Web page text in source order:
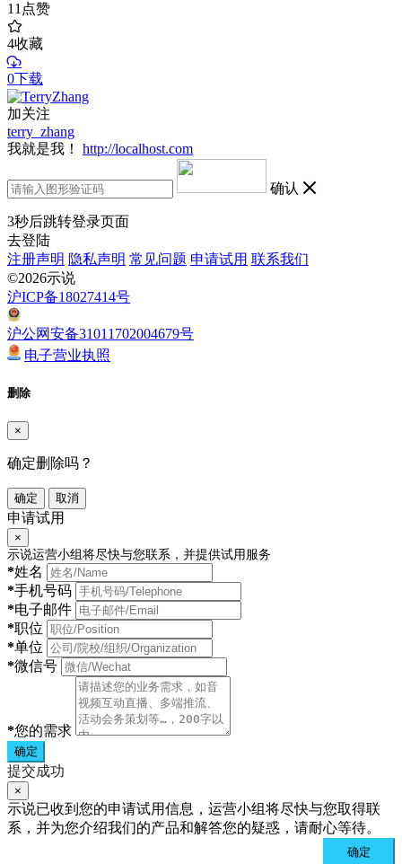
11点赞
4收藏
0下载
加关注
terry_zhang
我就是我！
http://localhost.com
确认
3秒后跳转登录页面
去登陆
注册声明 隐私声明 常见问题 申请试用 联系我们
©2026示说
沪ICP备18027414号
沪公网安备31011702004679号
电子营业执照
删除
×
确定删除吗？
确定 取消
申请试用
×
示说运营小组将尽快与您联系，并提供试用服务
*姓名
*手机号码
*电子邮件
*职位
*单位
*微信号
*您的需求
确定
提交成功
×
示说已收到您的申请试用信息，运营小组将尽快与您取得联
系，并为您介绍我们的产品和解答您的疑惑，请耐心等待。
确定